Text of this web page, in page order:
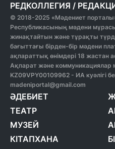
РЕДКОЛЛЕГИЯ /
© 2018-2025 «Мәдениет
Республикасының мәдени
жинақтайтын және тұрақты
бағыттағы бірден-бір мәдени
ақпараттық өнімдері 18 жастан
Ақпарат және коммуникациялар
KZ09VPY00109962 - ИА куәлігі
madeniportal@gmail.com
ӘДЕБИЕТ
ТЕАТР
МУЗЕЙ
КІТАПХАНА